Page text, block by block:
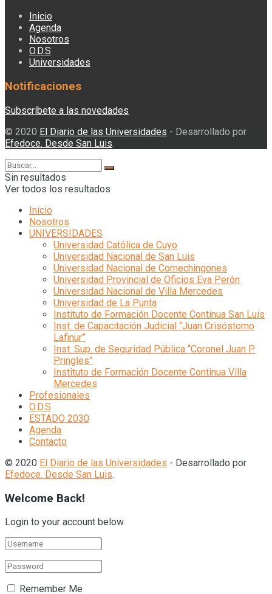
Inicio
Agenda
Nosotros
O.D.S
Universidades
Notificaciones
Subscríbete a las novedades
© 2020 El Diario de las Universidades - Desarrollado por
Efedoce. Desde San Luis.
Sin resultados
Ver todos los resultados
Inicio
Nosotros
UNIVERSIDADES
Universidad Católica de Cuyo
Universidad Nacional de San Luis
Universidad Nacional de Comechingones
Universidad Provincial de Oficios Eva Perón
Universidad Nacional de Villa Mercedes
Universidad de La Punta
Instituto de Formación Docente Continua San Luis
Inst. de Capacitación Judicial “Juan Crisóstomo
Lafinur”
Inst. Sup. de Seguridad Pública “Coronel Juan P.
Pringles”
Instituto de Formación Docente Continua Villa
Mercedes
Profesionales
O.D.S
ESTADO 2030
Agenda
Contacto
© 2020 El Diario de las Universidades - Desarrollado por
Efedoce. Desde San Luis.
Welcome Back!
Login to your account below
Remember Me